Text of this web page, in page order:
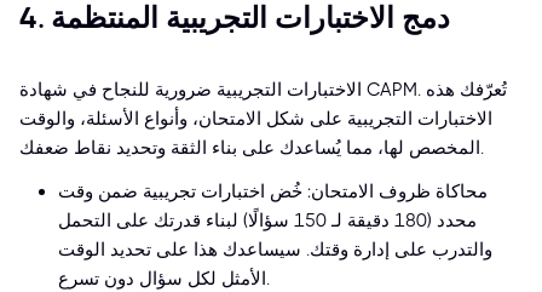
4. دمج الاختبارات التجريبية المنتظمة
الاختبارات التجريبية ضرورية للنجاح في شهادة CAPM. تُعرّفك هذه
الاختبارات التجريبية على شكل الامتحان، وأنواع الأسئلة، والوقت
المخصص لها، مما يُساعدك على بناء الثقة وتحديد نقاط ضعفك.
محاكاة ظروف الامتحان: خُض اختبارات تجريبية ضمن وقت
محدد (180 دقيقة لـ 150 سؤالًا) لبناء قدرتك على التحمل
والتدرب على إدارة وقتك. سيساعدك هذا على تحديد الوقت
الأمثل لكل سؤال دون تسرع.